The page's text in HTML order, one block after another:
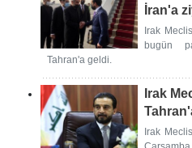
İran'a
Irak
bugün
Tahran'a geldi.
Irak
Irak